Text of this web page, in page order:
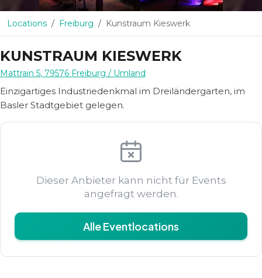
Locations Freiburg Kunstraum Kieswerk
KUNSTRAUM KIESWERK
Mattrain 5, 79576 Freiburg / Umland
Einzigartiges Industriedenkmal im Dreiländergarten, im
Basler Stadtgebiet gelegen.
Dieser Anbieter kann nicht für Events
angefragt werden.
Alle Eventlocations